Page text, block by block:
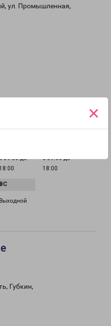
×
ул. Промышленная,
09:00 до
18:00
с 09:00 до
18:00
Выходной
Губкин,